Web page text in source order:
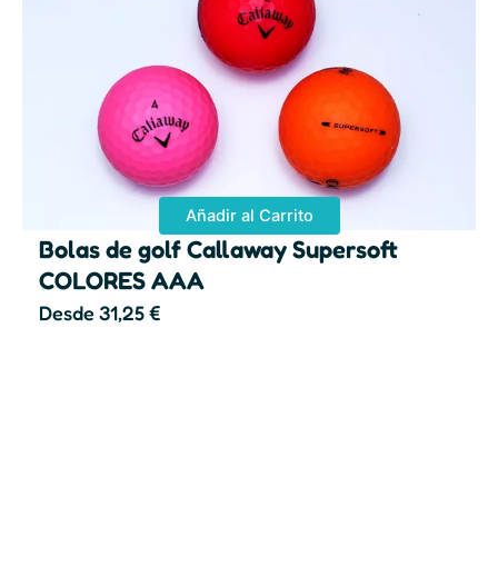
Añadir al Carrito
Bolas de golf Callaway Supersoft
COLORES AAA
Desde31,25€